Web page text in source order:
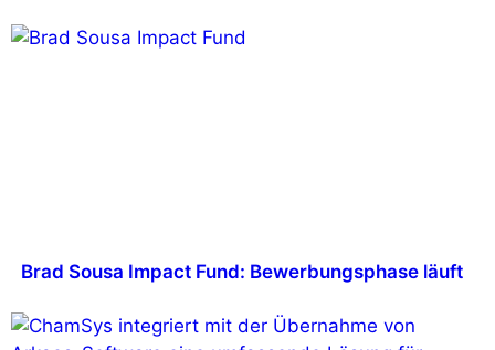
Brad Sousa Impact Fund: Bewerbungsphase läuft